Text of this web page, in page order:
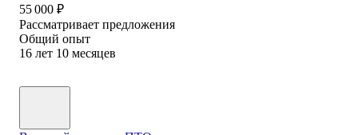
55 000 ₽
Рассматривает предложения
Общий опыт
16 лет 10 месяцев